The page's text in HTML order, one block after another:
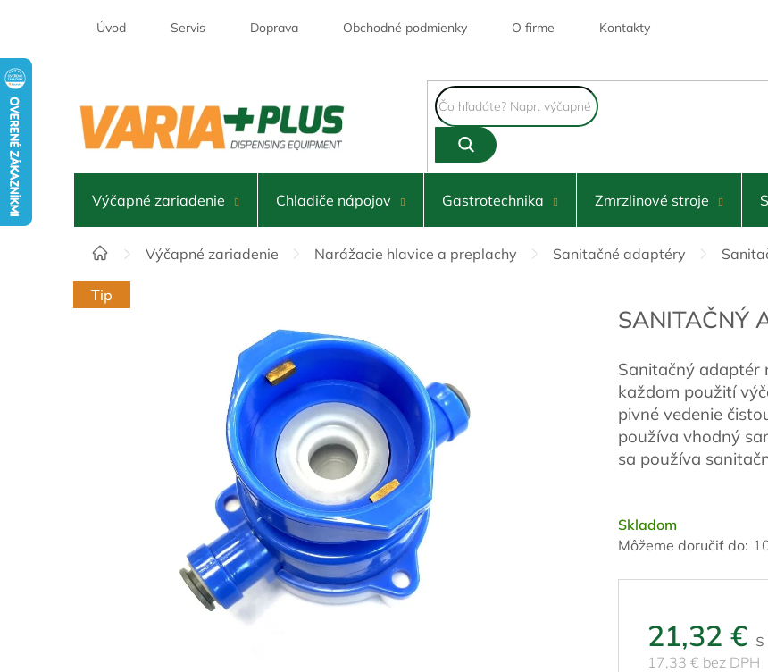
Úvod Servis Doprava Obchodné podmienky O firme Kontakty
Výčapné zariadenie Chladiče nápojov Gastrotechnika Zmrzlinové stroje
DomovVýčapné zariadenie Narážacie hlavice a preplachy Sanitačné adaptéry
Tip
SANITAČNÝ
Skladom
Môžeme doručiť do:
21,32 €
17,33 € bez DPH
Sanitačný adaptér
každom použití
pivné vedenie
používa vhodný
sa používa